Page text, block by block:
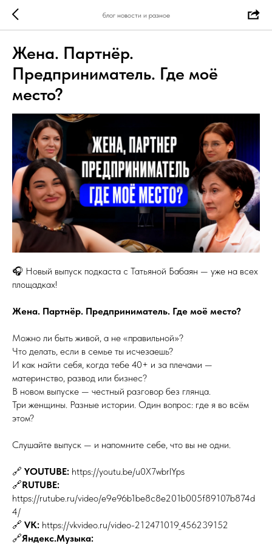
блог новости и разное
Жена. Партнёр.
Предприниматель. Где моё
место?
🎧 Новый выпуск подкаста с Татьяной Бабаян — уже на всех
площадках!
Жена. Партнёр. Предприниматель. Где моё место?
Можно ли быть живой, а не «правильной»?
Что делать, если в семье ты исчезаешь?
И как найти себя, когда тебе 40+ и за плечами —
материнство, развод или бизнес?
В новом выпуске — честный разговор без глянца.
Три женщины. Разные истории. Один вопрос: где я во всём
этом?
Слушайте выпуск — и напомните себе, что вы не одни.
🔗 YOUTUBE: https://youtu.be/u0X7wbrlYps
🔗RUTUBE:
https://rutube.ru/video/e9e96b1be8c8e201b005f89107b874d
4/
🔗 VK: https://vkvideo.ru/video-212471019_456239152
🔗Яндекс.Музыка: